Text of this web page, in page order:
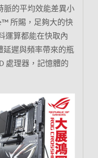
脈的平均效能差異小
所賜，足夠大的快
運算都能在快取內
延遲與頻率帶來的瓶
處理器，記憶體的